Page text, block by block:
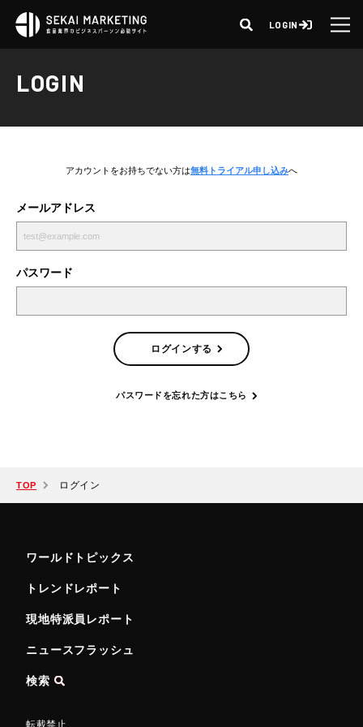
LOGIN
LOGIN
アカウントをお持ちでない方は無料トライアル申し込みへ
メールアドレス
パスワード
ログインする
パスワードを忘れた方はこちら
TOP ログイン
ワールドトピックス
トレンドレポート
現地特派員レポート
ニュースフラッシュ
検索
転載禁止